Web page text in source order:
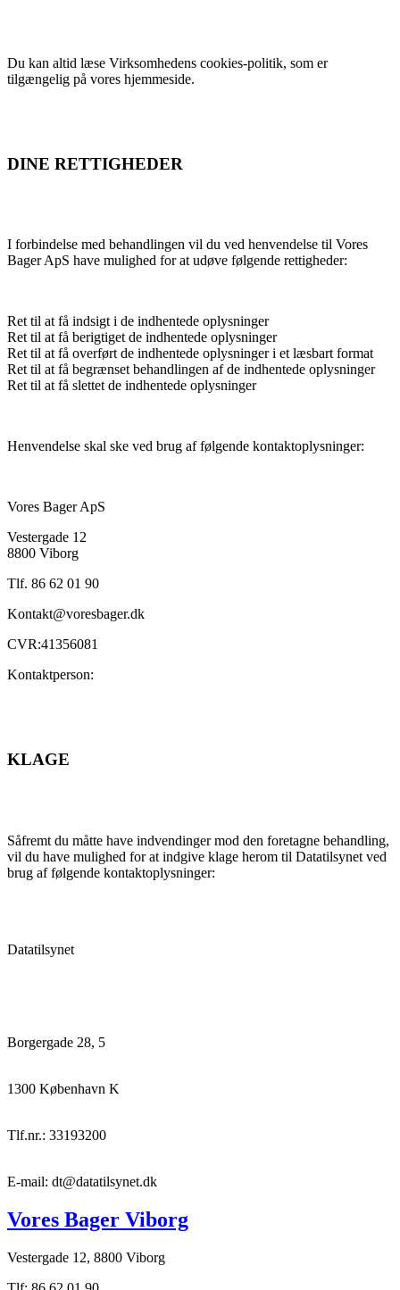
Du kan altid læse Virksomhedens cookies-politik, som er
tilgængelig på vores hjemmeside.
DINE RETTIGHEDER
I forbindelse med behandlingen vil du ved henvendelse til Vores
Bager ApS have mulighed for at udøve følgende rettigheder:
Ret til at få indsigt i de indhentede oplysninger
Ret til at få berigtiget de indhentede oplysninger
Ret til at få overført de indhentede oplysninger i et læsbart format
Ret til at få begrænset behandlingen af de indhentede oplysninger
Ret til at få slettet de indhentede oplysninger
Henvendelse skal ske ved brug af følgende kontaktoplysninger:
Vores Bager ApS
Vestergade 12
8800 Viborg
Tlf. 86 62 01 90
Kontakt@voresbager.dk
CVR:41356081
Kontaktperson:
KLAGE
Såfremt du måtte have indvendinger mod den foretagne behandling,
vil du have mulighed for at indgive klage herom til Datatilsynet ved
brug af følgende kontaktoplysninger:
Datatilsynet
Borgergade 28, 5
1300 København K
Tlf.nr.: 33193200
E-mail: dt@datatilsynet.dk
Vores Bager Viborg
Vestergade 12, 8800 Viborg